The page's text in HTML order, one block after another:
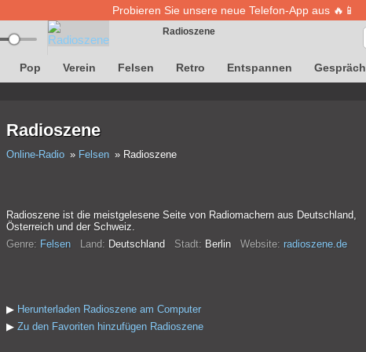
Probieren Sie unsere neue Telefon-App aus 🔥📱
Radioszene
Pop Verein Felsen Retro Entspannen Gespräch
Radioszene
Online-Radio Felsen Radioszene
Radioszene ist die meistgelesene Seite von Radiomachern aus Deutschland,
Österreich und der Schweiz.
Genre: Felsen Land: Deutschland Stadt: Berlin Website: radioszene.de
▶ Herunterladen Radioszene am Computer
▶ Zu den Favoriten hinzufügen Radioszene